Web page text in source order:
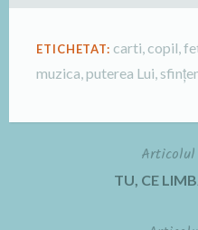
ETICHETAT: carti ,copil ,
muzica puterea Lui
TU, CE